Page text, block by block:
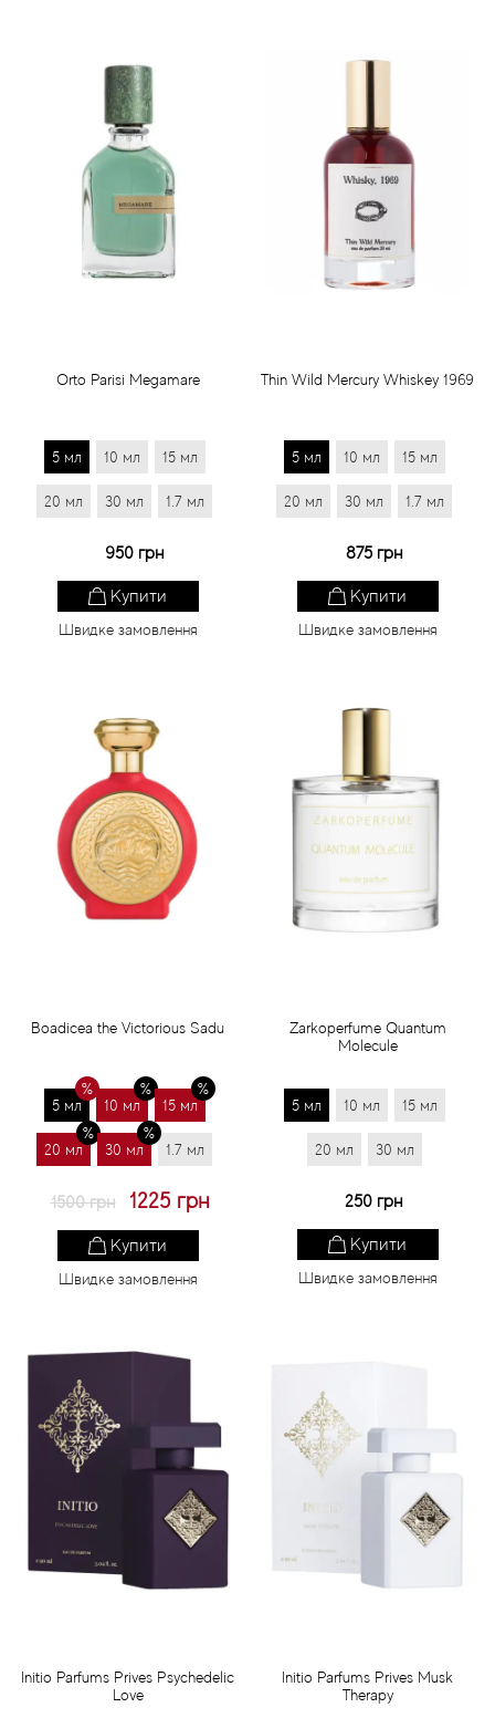
Orto Parisi Megamare
5 мл 10 мл 15 мл
20 мл 30 мл 1.7 мл
950 грн
Купити
Швидке замовлення
Thin Wild Mercury Whiskey 1969
5 мл 10 мл 15 мл
20 мл 30 мл 1.7 мл
875 грн
Купити
Швидке замовлення
Boadicea the Victorious Sadu
5 мл 10 мл 15 мл
20 мл 30 мл 1.7 мл
1500 грн 1225 грн
Купити
Швидке замовлення
Zarkoperfume Quantum
Molecule
5 мл 10 мл 15 мл
20 мл 30 мл
250 грн
Купити
Швидке замовлення
Initio Parfums Prives Psychedelic
Love
Initio Parfums Prives Musk
Therapy